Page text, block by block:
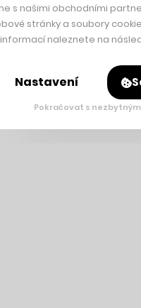
s našimi obchodními
stránky a soubory
informací naleznete na
Nastavení
Pokračovat s